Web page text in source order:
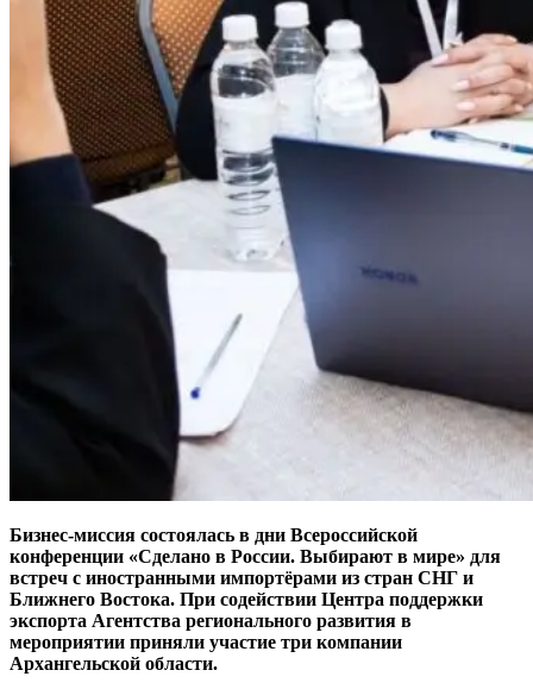
Бизнес-миссия состоялась в дни Всероссийской
конференции «Сделано в России. Выбирают в мире» для
встреч с иностранными импортёрами из стран СНГ и
Ближнего Востока. При содействии Центра поддержки
экспорта Агентства регионального развития в
мероприятии приняли участие три компании
Архангельской области.